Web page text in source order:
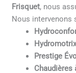
Frisquet, nous
Nous intervenons
Prestige